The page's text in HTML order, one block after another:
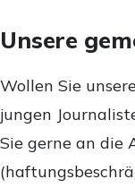
Unsere
Wollen Sie
jungen
Sie gerne an die